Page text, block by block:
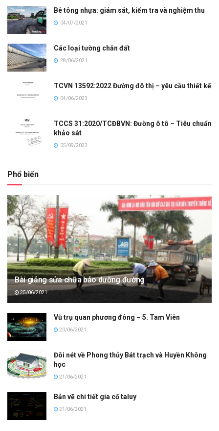
Bê tông nhựa: giám sát, kiểm tra và nghiệm thu
04/07/2021
Các loại tường chắn đất
28/06/2021
TCVN 13592:2022 Đường đô thị – yêu cầu thiết kế
04/06/2023
TCCS 31:2020/TCĐBVN: Đường ô tô – Tiêu chuẩn
khảo sát
05/09/2023
Phổ biến
Bài giảng sửa chữa bảo dưỡng đường
25/06/2021
Vũ trụ quan phương đông – 5. Tam Viên
20/06/2021
Đôi nét về Phong thủy Bát trạch và Huyền Không
học
21/06/2021
Bản vẽ chi tiết gia cố taluy
21/06/2021